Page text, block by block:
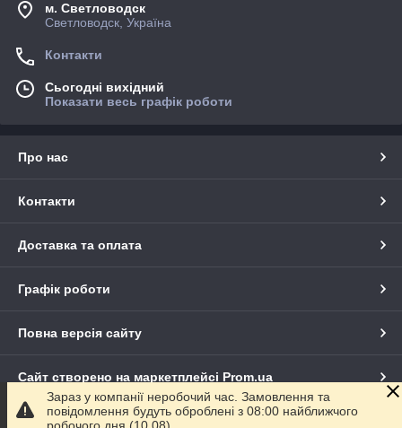
м. Светловодск
Светловодск, Україна
Контакти
Сьогодні вихідний
Показати весь графік роботи
Про нас
Контакти
Доставка та оплата
Графік роботи
Повна версія сайту
Сайт створено на маркетплейсі Prom.ua
Політика конфіденційності
Зараз у компанії неробочий час. Замовлення та
повідомлення будуть оброблені з 08:00 найближчого